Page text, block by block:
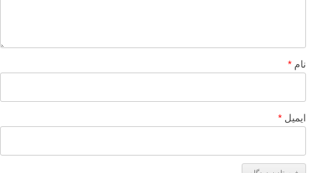
نام *
ایمیل *